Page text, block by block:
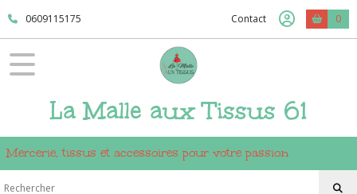
0609115175 Contact 0
La Malle aux Tissus 61
Mercerie, tissus et accessoires pour votre passion